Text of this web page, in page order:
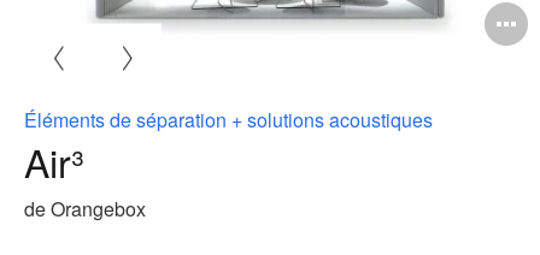
Éléments de séparation + solutions acoustiques
Air³
de Orangebox